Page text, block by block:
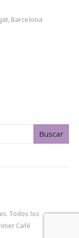
Barcelona
Buscar
Todos los
Café